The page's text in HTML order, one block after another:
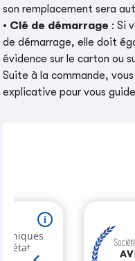
son remplacement sera
• Clé de démarrage : Si
de démarrage, elle doit
évidence sur le carton ou
Suite à la commande,
explicative pour vous